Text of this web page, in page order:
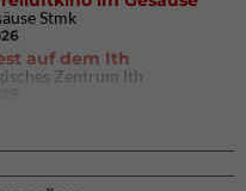
Stmk
auf dem Ith
Zentrum Ith
2026
Süd (Thalkirchen)